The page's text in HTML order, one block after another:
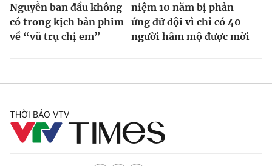
Nguyễn ban đầu không
có trong kịch bản phim
về “vũ trụ chị em”
niệm 10 năm bị phản
ứng dữ dội vì chỉ có 40
người hâm mộ được mời
THỜI BÁO VTV